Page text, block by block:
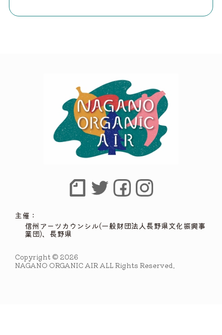
主催：
信州アーツカウンシル(一般財団法人長野県文化振興事
業団)、長野県
Copyright © 2026
NAGANO ORGANIC AIR ALL Rights Reserved.